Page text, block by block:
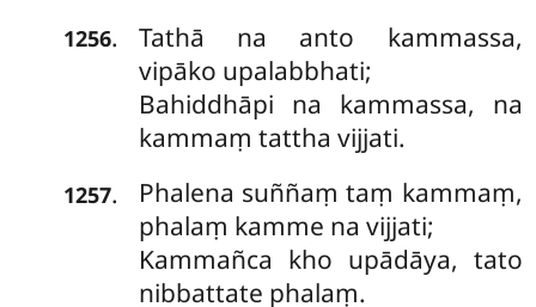
1256.
Tathā na anto kammassa,
vipāko upalabbhati;
Bahiddhāpi na kammassa, na
kammaṃ tattha vijjati.
1257. Phalena suññaṃ taṃ kammaṃ,
phalaṃ kamme na vijjati;
Kammañca kho upādāya, tato
nibbattate phalaṃ.